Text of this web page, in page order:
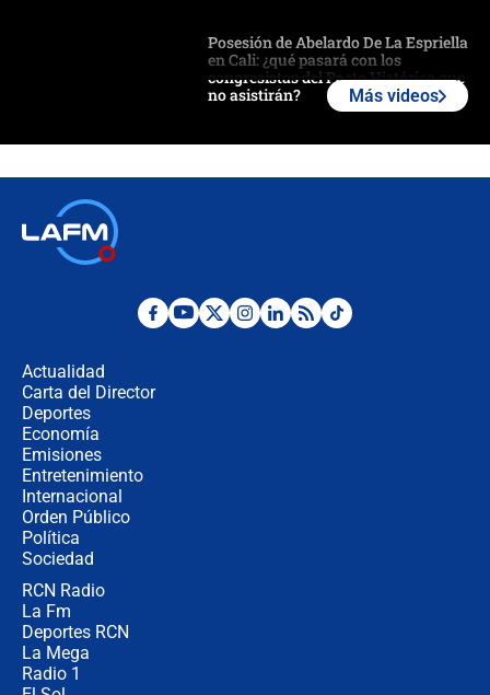
Posesión de Abelardo De La Espriella
en Cali: ¿qué pasará con los
congresistas del Pacto Histórico que
no asistirán?
¿Por qué De la Espriella gobernará
Más videos
Actualidad
Carta del Director
Deportes
Economía
Emisiones
Entretenimiento
Internacional
Orden Público
Política
Sociedad
RCN Radio
La Fm
Deportes RCN
La Mega
Radio 1